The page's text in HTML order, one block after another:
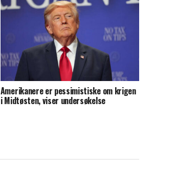
Amerikanere er pessimistiske om krigen
i Midtøsten, viser undersøkelse